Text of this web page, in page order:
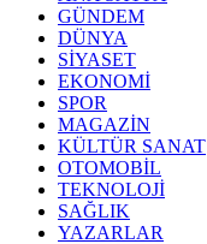
GÜNDEM
DÜNYA
SİYASET
EKONOMİ
SPOR
MAGAZİN
KÜLTÜR SANAT
OTOMOBİL
TEKNOLOJİ
SAĞLIK
YAZARLAR